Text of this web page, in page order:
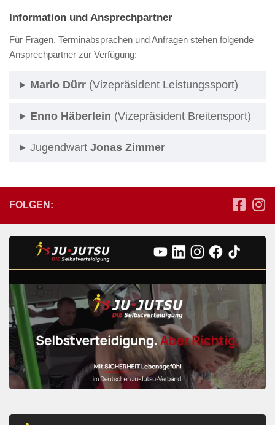
Information und Ansprechpartner
Für Fragen, Terminabsprachen und Anfragen stehen folgende
Ansprechpartner zur Verfügung:
Mario Dürr(Vizepräsident Leistungssport)
Enno Häberlein (Vizepräsident Breitensport)
Jugendwart Jonas Zimmer
FOLGEN: